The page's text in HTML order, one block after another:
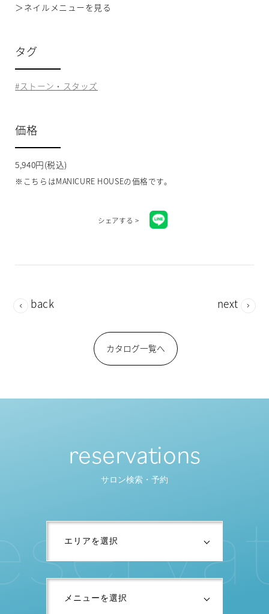
＞ ネイルメニューを見る
タグ
ストーン・スタッズ
価格
5,940円(税込)
※こちらはMANICURE HOUSEの価格です。
シェアする >
back
カタログ一覧へ
next
reservations
サロン検索・予約
serva